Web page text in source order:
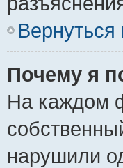
Вернуться
Почему я
На каждом
нарушили